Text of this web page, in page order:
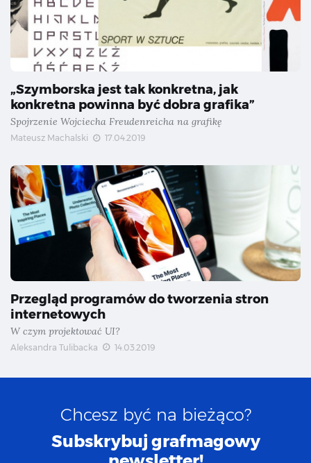
„Szymborska jest tak konkretna, jak
konkretna powinna być dobra grafika”
Spojrzenie Wojciecha Freudenreicha na grafikę
Mateusz Machalski 17.04.2019
Przegląd programów do tworzenia stron
internetowych
W czym projektować UI?
Aleksandra Tulibacka 14.03.2019
Chcesz być na bieżąco?
Subskrybuj grafmagowy